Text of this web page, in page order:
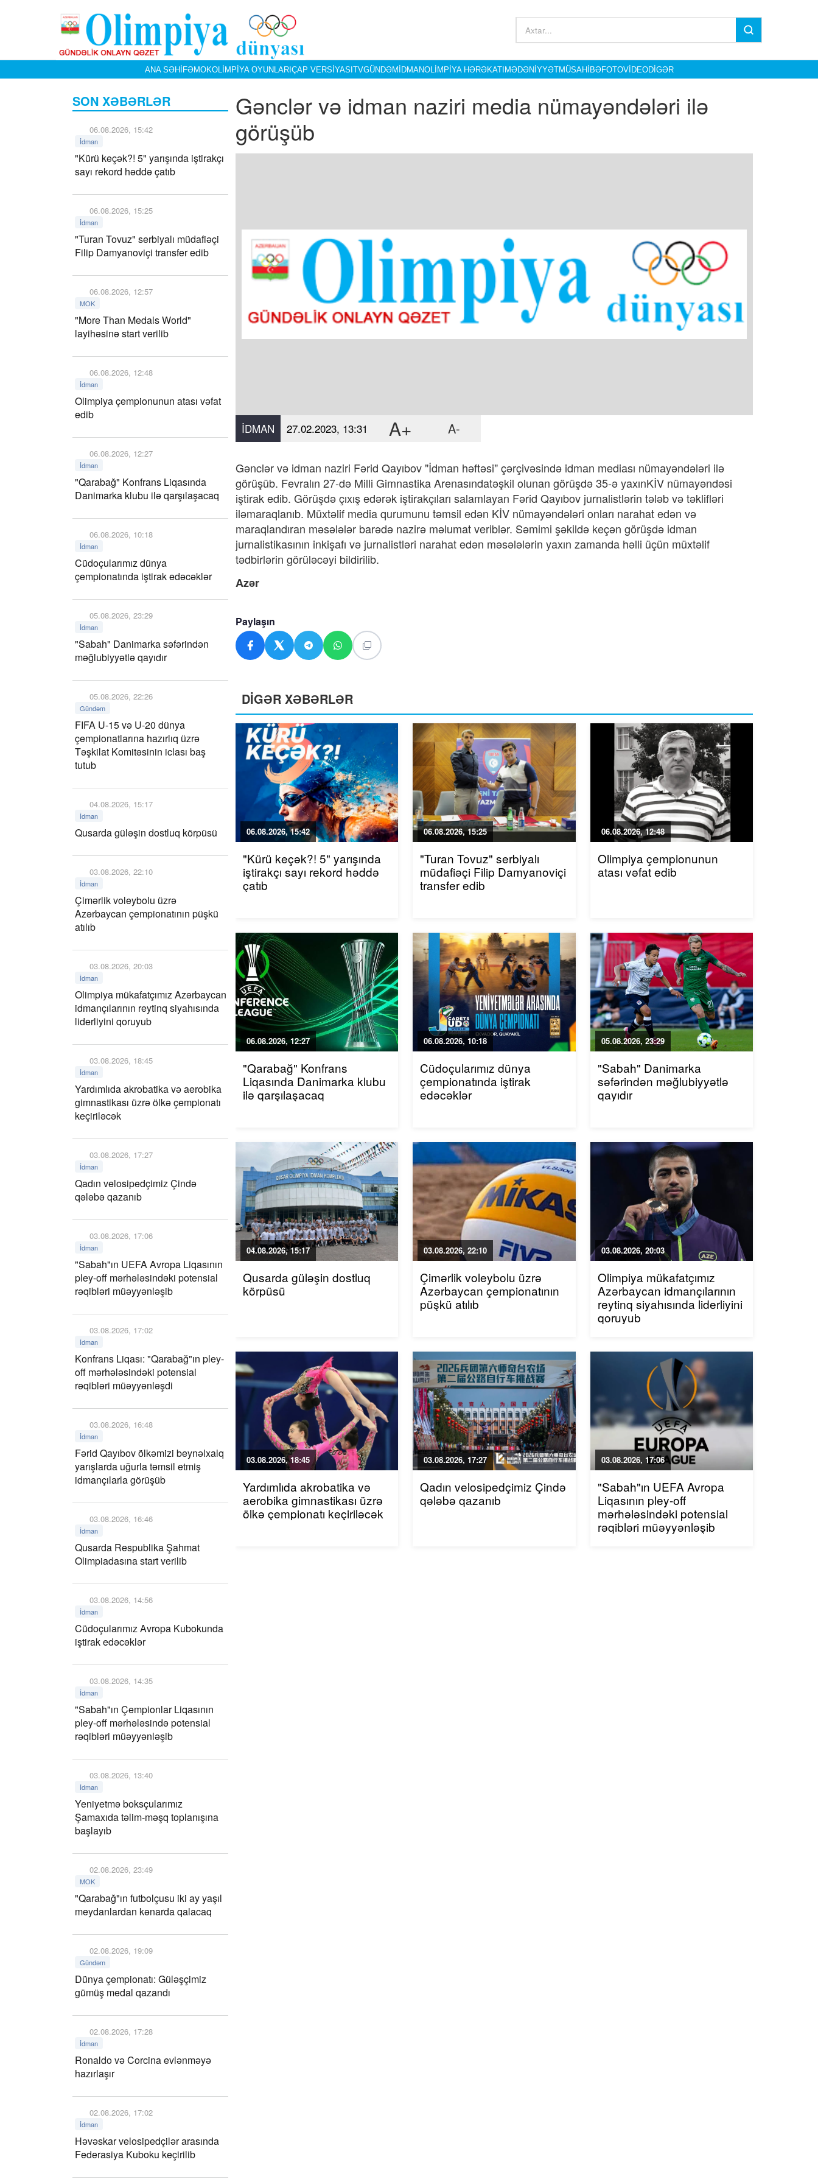
ANA SƏHIFƏMOKOLIMPIYA OYUNLARIÇAP VERSIYASITVGÜNDƏMİDMANOLIMPIYA HƏRƏKATIMƏDƏNIYYƏTMÜSAHIBƏFOTOVIDEODIGƏR
SON XƏBƏRLƏR
06.08.2026, 15:42
İdman
"Kürü keçək?! 5" yarışında iştirakçı
sayı rekord həddə çatıb
06.08.2026, 15:25
İdman
"Turan Tovuz" serbiyalı müdafiəçi
Filip Damyanoviçi transfer edib
06.08.2026, 12:57
MOK
"More Than Medals World"
layihəsinə start verilib
06.08.2026, 12:48
İdman
Olimpiya çempionunun atası vəfat
edib
06.08.2026, 12:27
İdman
"Qarabağ" Konfrans Liqasında
Danimarka klubu ilə qarşılaşacaq
06.08.2026, 10:18
İdman
Cüdoçularımız dünya
çempionatında iştirak edəcəklər
05.08.2026, 23:29
İdman
"Sabah" Danimarka səfərindən
məğlubiyyətlə qayıdır
05.08.2026, 22:26
Gündəm
FIFA U-15 və U-20 dünya
çempionatlarına hazırlıq üzrə
Təşkilat Komitəsinin iclası baş
tutub
04.08.2026, 15:17
İdman
Qusarda güləşin dostluq körpüsü
03.08.2026, 22:10
İdman
Çimərlik voleybolu üzrə
Azərbaycan çempionatının püşkü
atılıb
03.08.2026, 20:03
İdman
Olimpiya mükafatçımız Azərbaycan
idmançılarının reytinq siyahısında
liderliyini qoruyub
03.08.2026, 18:45
İdman
Yardımlıda akrobatika və aerobika
gimnastikası üzrə ölkə çempionatı
keçiriləcək
03.08.2026, 17:27
İdman
Qadın velosipedçimiz Çində
qələbə qazanıb
03.08.2026, 17:06
İdman
"Sabah"ın UEFA Avropa Liqasının
pley-off mərhələsindəki potensial
rəqibləri müəyyənləşib
03.08.2026, 17:02
İdman
Konfrans Liqası: "Qarabağ"ın pley-
off mərhələsindəki potensial
rəqibləri müəyyənləşdi
03.08.2026, 16:48
İdman
Fərid Qayıbov ölkəmizi beynəlxalq
yarışlarda uğurla təmsil etmiş
idmançılarla görüşüb
03.08.2026, 16:46
İdman
Qusarda Respublika Şahmat
Olimpiadasına start verilib
03.08.2026, 14:56
İdman
Cüdoçularımız Avropa Kubokunda
iştirak edəcəklər
03.08.2026, 14:35
İdman
"Sabah"ın Çempionlar Liqasının
pley-off mərhələsində potensial
rəqibləri müəyyənləşib
03.08.2026, 13:40
İdman
Yeniyetmə boksçularımız
Şamaxıda təlim-məşq toplanışına
başlayıb
02.08.2026, 23:49
MOK
"Qarabağ"ın futbolçusu iki ay yaşıl
meydanlardan kənarda qalacaq
02.08.2026, 19:09
Gündəm
Dünya çempionatı: Güləşçimiz
gümüş medal qazandı
02.08.2026, 17:28
İdman
Ronaldo və Corcina evlənməyə
hazırlaşır
02.08.2026, 17:02
İdman
Həvəskar velosipedçilər arasında
Federasiya Kuboku keçirilib
Gənclər və idman naziri media nümayəndələri ilə
görüşüb
İDMAN 27.02.2023, 13:31 A+ A-
Gənclər və idman naziri Fərid Qayıbov "İdman həftəsi" çərçivəsində idman mediası nümayəndələri ilə
görüşüb. Fevralın 27-də Milli Gimnastika Arenasındatəşkil olunan görüşdə 35-ə yaxınKİV nümayəndəsi
iştirak edib. Görüşdə çıxış edərək iştirakçıları salamlayan Fərid Qayıbov jurnalistlərin tələb və təklifləri
iləmaraqlanıb. Müxtəlif media qurumunu təmsil edən KİV nümayəndələri onları narahat edən və
maraqlandıran məsələlər barədə nazirə məlumat veriblər. Səmimi şəkildə keçən görüşdə idman
jurnalistikasının inkişafı və jurnalistləri narahat edən məsələlərin yaxın zamanda həlli üçün müxtəlif
tədbirlərin görüləcəyi bildirilib.
Azər
Paylaşın
DİGƏR XƏBƏRLƏR
06.08.2026, 15:42
"Kürü keçək?! 5" yarışında
iştirakçı sayı rekord həddə
çatıb
06.08.2026, 15:25
"Turan Tovuz" serbiyalı
müdafiəçi Filip Damyanoviçi
transfer edib
06.08.2026, 12:48
Olimpiya çempionunun
atası vəfat edib
06.08.2026, 12:27
"Qarabağ" Konfrans
Liqasında Danimarka klubu
ilə qarşılaşacaq
06.08.2026, 10:18
Cüdoçularımız dünya
çempionatında iştirak
edəcəklər
05.08.2026, 23:29
"Sabah" Danimarka
səfərindən məğlubiyyətlə
qayıdır
04.08.2026, 15:17
Qusarda güləşin dostluq
körpüsü
03.08.2026, 22:10
Çimərlik voleybolu üzrə
Azərbaycan çempionatının
püşkü atılıb
03.08.2026, 20:03
Olimpiya mükafatçımız
Azərbaycan idmançılarının
reytinq siyahısında liderliyini
qoruyub
03.08.2026, 18:45
Yardımlıda akrobatika və
aerobika gimnastikası üzrə
ölkə çempionatı keçiriləcək
03.08.2026, 17:27
Qadın velosipedçimiz Çində
qələbə qazanıb
03.08.2026, 17:06
"Sabah"ın UEFA Avropa
Liqasının pley-off
mərhələsindəki potensial
rəqibləri müəyyənləşib